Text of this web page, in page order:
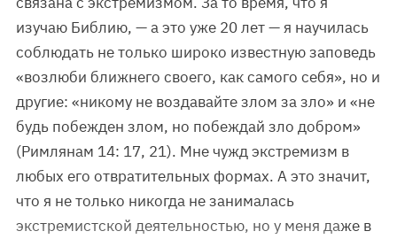
изучаю Библию, — а это уже 20 лет — я научилась
соблюдать не только широко известную заповедь
«возлюби ближнего своего, как самого себя», но и
другие: «никому не воздавайте злом за зло» и «не
будь побежден злом, но побеждай зло добром»
(Римлянам 14: 17, 21). Мне чужд экстремизм в
любых его отвратительных формах. А это значит,
что я не только никогда не занималась
экстремистской деятельностью, но у меня даже в